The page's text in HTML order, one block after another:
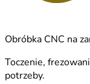
Obróbka CNC na
Toczenie,
potrzeby.